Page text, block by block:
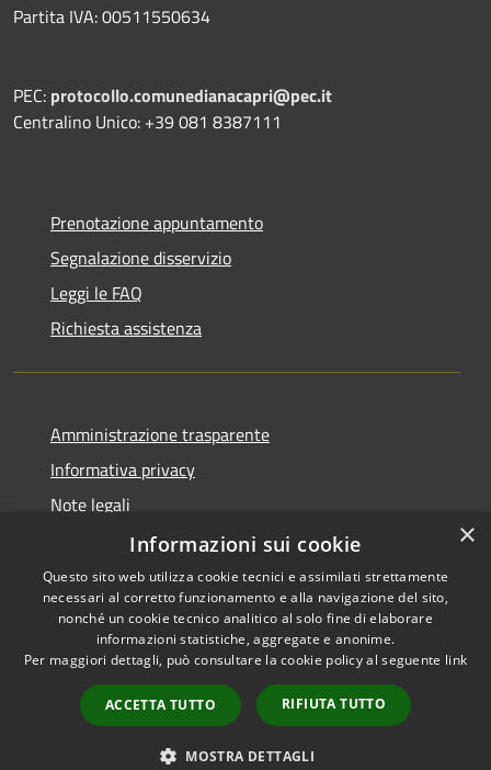
Partita IVA: 00511550634
PEC: protocollo.comunedianacapri@pec.it
Centralino Unico: +39 081 8387111
Prenotazione appuntamento
Segnalazione disservizio
Leggi le FAQ
Richiesta assistenza
Amministrazione trasparente
Informativa privacy
Note legali
Dichiarazione di accessibilità
RSS
Accessibilità
Copyright © 2026 • Comune di
Anacapri • Powered by
Municipium•
Accesso
redazione
×
Informazioni sui cookie
Questo sito web utilizza cookie tecnici e assimilati strettamente
necessari al corretto funzionamento e alla navigazione del sito,
nonché un cookie tecnico analitico al solo fine di elaborare
informazioni statistiche, aggregate e anonime.
Per maggiori dettagli, può consultare la cookie policy al seguente link
ACCETTA TUTTO RIFIUTA TUTTO
MOSTRA DETTAGLI